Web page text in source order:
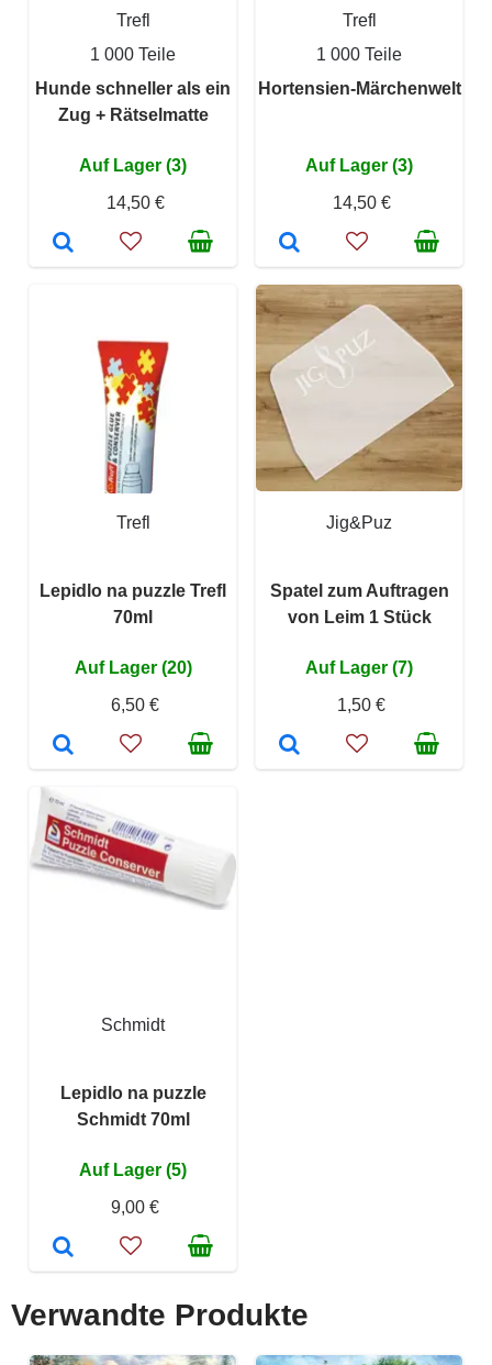
Trefl
1 000 Teile
Hunde schneller als ein
Zug + Rätselmatte
Auf Lager (3)
14,50 €
Trefl
1 000 Teile
Hortensien-Märchenwelt
Auf Lager (3)
14,50 €
Trefl
Lepidlo na puzzle Trefl
70ml
Auf Lager (20)
6,50 €
Jig&Puz
Spatel zum Auftragen
von Leim 1 Stück
Auf Lager (7)
1,50 €
Schmidt
Lepidlo na puzzle
Schmidt 70ml
Auf Lager (5)
9,00 €
Verwandte Produkte